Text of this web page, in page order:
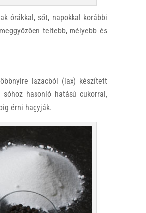
órákkal, sőt, napokkal korábbi
teltebb, mélyebb és
lazacból (lax) készített
hasonló hatású cukorral,
érni hagyják.